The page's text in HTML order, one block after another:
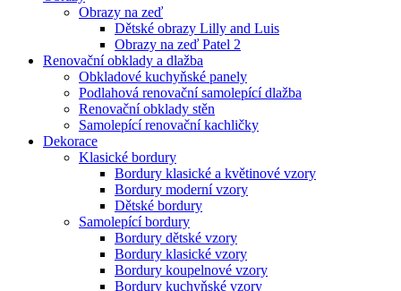
Obrazy na zeď
Dětské obrazy Lilly and Luis
Obrazy na zeď Patel 2
Renovační obklady a dlažba
Obkladové kuchyňské panely
Podlahová renovační samolepící dlažba
Renovační obklady stěn
Samolepící renovační kachličky
Dekorace
Klasické bordury
Bordury klasické a květinové vzory
Bordury moderní vzory
Dětské bordury
Samolepící bordury
Bordury dětské vzory
Bordury klasické vzory
Bordury koupelnové vzory
Bordury kuchyňské vzory